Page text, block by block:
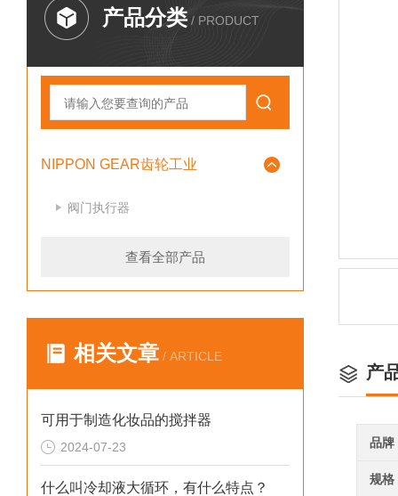
产品分类 / PRODUCT
NIPPON GEAR齿轮工业
阀门执行器
查看全部产品
相关文章 / ARTICLE
可用于制造化妆品的搅拌器
2024-07-23
什么叫冷却液大循环，有什么特点？
产
品牌
规格